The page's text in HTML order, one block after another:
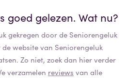
goed gelezen. Wat nu?
gekregen door de Seniorengeluk
website van Seniorengeluk
Zo niet, zoek dan hier verder
verzamelen reviews van alle